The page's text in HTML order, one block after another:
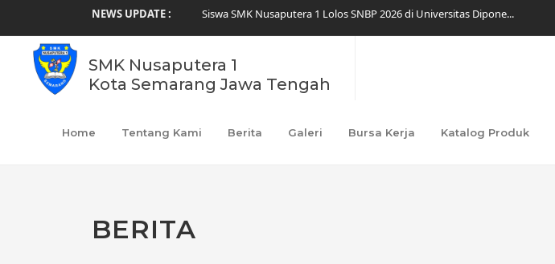
NEWS UPDATE :
Siswa SMK Nusaputera 1 Lolos SNBP 2026 di Universitas Dipone...
Perayaan Imlek Nusaputera 2026 Meriah dengan Pentas Budaya d...
Promo SPMB SMK Nusaputera 1 untuk Bulan Maret 2026...
Raih Empat Medali Sekaligus! Siswa DKV SMK Nusaputera 1 Bawa...
Siswa SMK Nusaputera 1 Raih Juara 2 Creative Ads pada COMMDI...
SMK Nusaputera 1
Kota Semarang Jawa Tengah
Home Tentang Kami Berita Galeri Bursa Kerja Katalog Produk
BERITA